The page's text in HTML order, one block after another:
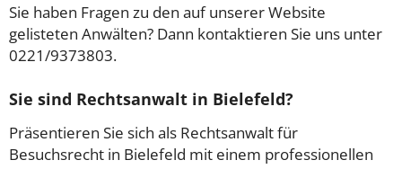
Sie haben Fragen zu den auf unserer Website
gelisteten Anwälten? Dann kontaktieren Sie uns unter
0221/9373803.
Sie sind Rechtsanwalt in Bielefeld?
Präsentieren Sie sich als Rechtsanwalt für
Besuchsrecht in Bielefeld mit einem professionellen